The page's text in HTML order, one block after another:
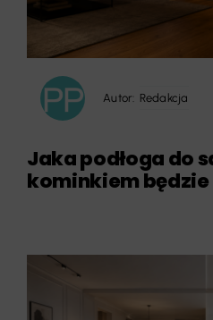
Autor: Redakcja
Jaka podłoga do
kominkiem